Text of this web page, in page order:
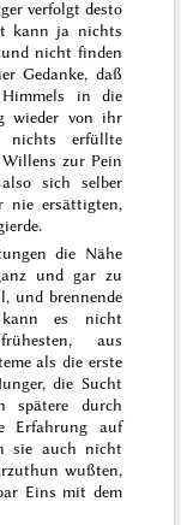
verfolgt desto
kann ja nichts
und nicht finden
Gedanke, daß
Himmels in die
wieder von ihr
nichts erfüllte
zur Pein
sich selber
nie ersättigten,
die Nähe
und gar zu
und brennende
es nicht
aus
als die erste
die Sucht
spätere durch
Erfahrung auf
sie auch nicht
wußten,
Eins mit dem